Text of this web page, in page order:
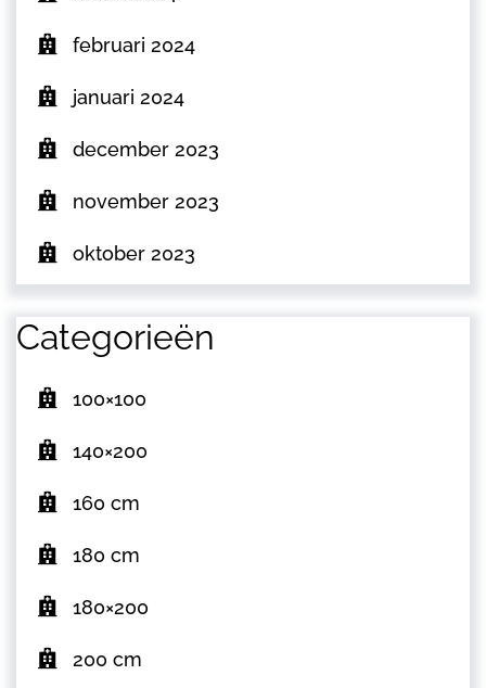
februari 2024
januari 2024
december 2023
november 2023
oktober 2023
Categorieën
100×100
140×200
160 cm
180 cm
180×200
200 cm